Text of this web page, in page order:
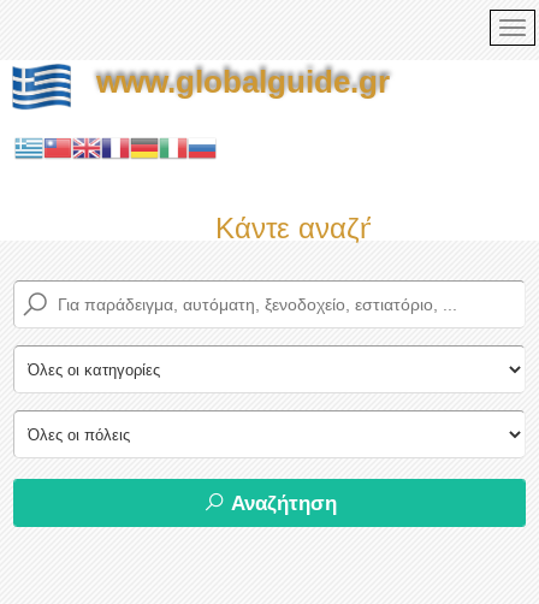
www.globalguide.gr
Κάντε αναζήτηση τώρα
Αναζήτηση